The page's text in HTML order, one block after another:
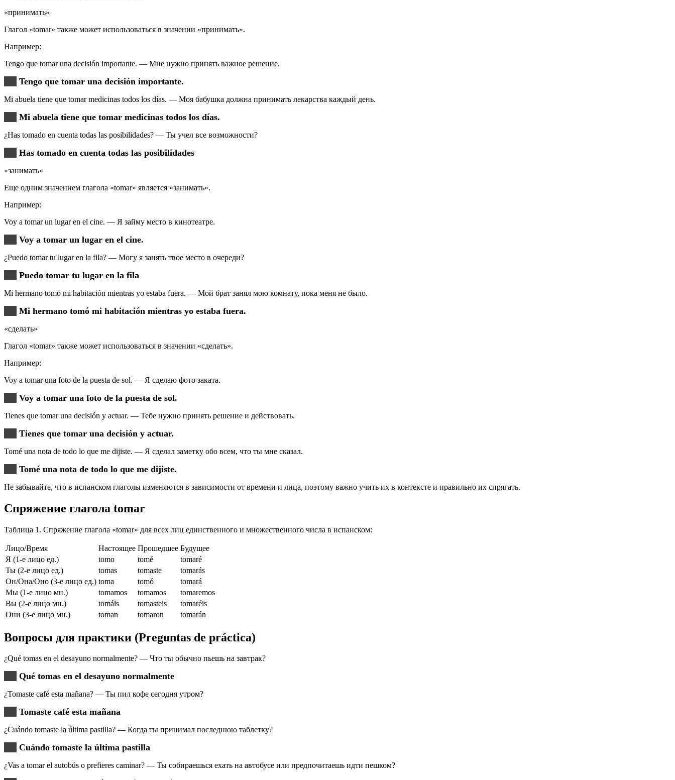
«принимать»
Глагол «tomar» также может использоваться в значении «принимать».
Например:
Tengo que tomar una decisión importante. — Мне нужно принять важное решение.
Tengo que tomar una decisión importante.
Mi abuela tiene que tomar medicinas todos los días. — Моя бабушка должна принимать лекарства каждый день.
Mi abuela tiene que tomar medicinas todos los días.
¿Has tomado en cuenta todas las posibilidades? — Ты учел все возможности?
Has tomado en cuenta todas las posibilidades
«занимать»
Еще одним значением глагола «tomar» является «занимать».
Например:
Voy a tomar un lugar en el cine. — Я займу место в кинотеатре.
Voy a tomar un lugar en el cine.
¿Puedo tomar tu lugar en la fila? — Могу я занять твое место в очереди?
Puedo tomar tu lugar en la fila
Mi hermano tomó mi habitación mientras yo estaba fuera. — Мой брат занял мою комнату, пока меня не было.
Mi hermano tomó mi habitación mientras yo estaba fuera.
«сделать»
Глагол «tomar» также может использоваться в значении «сделать».
Например:
Voy a tomar una foto de la puesta de sol. — Я сделаю фото заката.
Voy a tomar una foto de la puesta de sol.
Tienes que tomar una decisión y actuar. — Тебе нужно принять решение и действовать.
Tienes que tomar una decisión y actuar.
Tomé una nota de todo lo que me dijiste. — Я сделал заметку обо всем, что ты мне сказал.
Tomé una nota de todo lo que me dijiste.
Не забывайте, что в испанском глаголы изменяются в зависимости от времени и лица, поэтому важно учить их в контексте и правильно их спрягать.
Спряжение глагола tomar
Таблица 1. Спряжение глагола «tomar» для всех лиц единственного и множественного числа в испанском:
Лицо/Время Настоящее Прошедшее Будущее
Я (1-е лицо ед.)
tomo tomé
tomaré
Ты (2-е лицо ед.)
tomas tomaste
tomarás
Он/Она/Оно (3-е лицо ед.) toma tomó
tomará
Мы (1-е лицо мн.)
tomamos tomamos
tomaremos
Вы (2-е лицо мн.)
tomáis tomasteis
tomaréis
Они (3-е лицо мн.)
toman tomaron tomarán
Вопросы для практики (Preguntas de práctica)
¿Qué tomas en el desayuno normalmente? — Что ты обычно пьешь на завтрак?
Qué tomas en el desayuno normalmente
¿Tomaste café esta mañana? — Ты пил кофе сегодня утром?
Tomaste café esta mañana
¿Cuándo tomaste la última pastilla? — Когда ты принимал последнюю таблетку?
Cuándo tomaste la última pastilla
¿Vas a tomar el autobús o prefieres caminar? — Ты собираешься ехать на автобусе или предпочитаешь идти пешком?